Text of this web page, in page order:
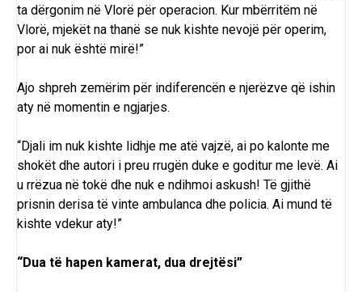
ta dërgonim në Vlorë për operacion. Kur mbërritëm në
Vlorë, mjekët na thanë se nuk kishte nevojë për operim,
por ai nuk është mirë!”
Ajo shpreh zemërim për indiferencën e njerëzve që ishin
aty në momentin e ngjarjes.
“Djali im nuk kishte lidhje me atë vajzë, ai po kalonte me
shokët dhe autori i preu rrugën duke e goditur me levë. Ai
u rrëzua në tokë dhe nuk e ndihmoi askush! Të gjithë
prisnin derisa të vinte ambulanca dhe policia. Ai mund të
kishte vdekur aty!”
“Dua të hapen kamerat, dua drejtësi”